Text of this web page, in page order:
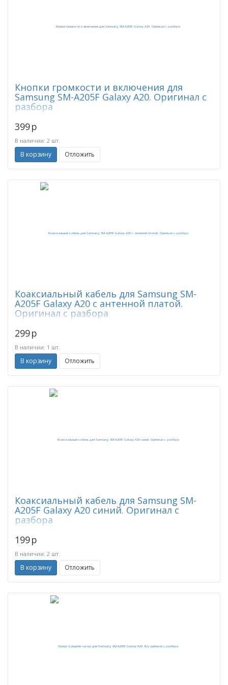
Кнопки громкости и включения для
Samsung SM-A205F Galaxy A20. Оригинал с
разбора
399p
В наличии: 2 шт.
В корзину Отложить
Коаксиальный кабель для Samsung SM-
A205F Galaxy A20 с антенной платой.
Оригинал с разбора
299p
В наличии: 1 шт.
В корзину Отложить
Коаксиальный кабель для Samsung SM-
A205F Galaxy A20 синий. Оригинал с
разбора
199p
В наличии: 2 шт.
В корзину Отложить